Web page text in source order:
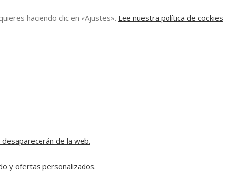
haciendo clic en «Ajustes». Lee nuestra política de cookies
de la web.
y ofertas personalizados.